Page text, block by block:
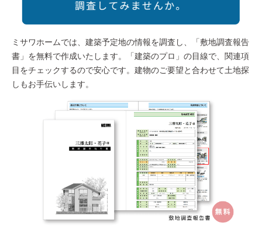
ミサワホームでは、建築予定地の情報を調査し、「敷地調査報告
書」を無料で作成いたします。「建築のプロ」の目線で、関連項
目をチェックするので安心です。建物のご要望と合わせて土地探
しもお手伝いします。